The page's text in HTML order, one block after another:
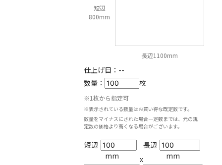
短辺
800mm
長辺1100mm
仕上げ目： --
数量：
枚
※1枚から指定可
※表示されている数量はお買い得な既定数です。
数量をマイナスにされた場合一定数までは、元の規
定数の価格より高くなる場合がございます。
短辺
mm
x
長辺
mm